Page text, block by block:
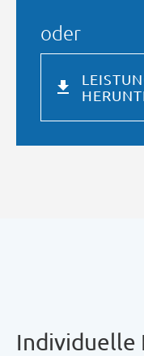
oder
Individuelle